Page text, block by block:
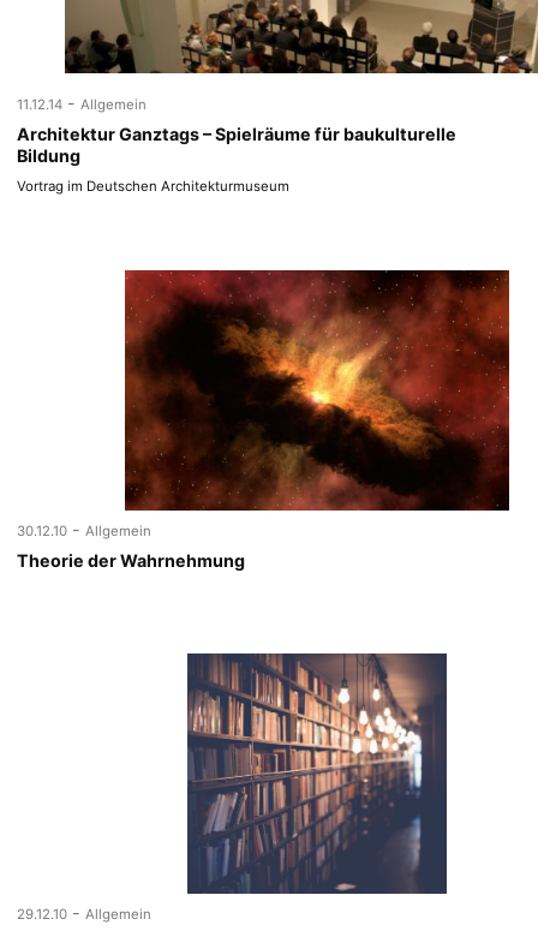
11.12.14 - Allgemein
Architektur Ganztags – Spielräume für baukulturelle
Bildung
Vortrag im Deutschen Architekturmuseum
30.12.10 - Allgemein
Theorie der Wahrnehmung
29.12.10 - Allgemein